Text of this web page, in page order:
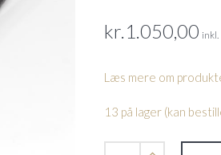
kr.1.050,00 inkl.
Læs mere om
13 på lager (kan
Forlænger